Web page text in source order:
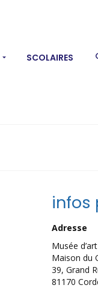
SCOLAIRES
infos
Adresse
Musée
Maison du
39, Grand
81170